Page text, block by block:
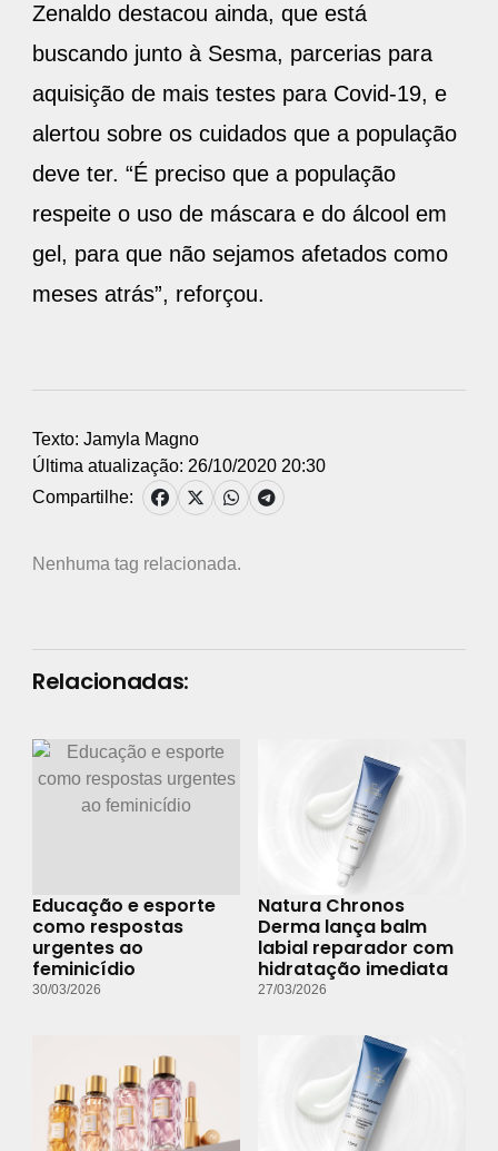
Zenaldo destacou ainda, que está
buscando junto à Sesma, parcerias para
aquisição de mais testes para Covid-19, e
alertou sobre os cuidados que a população
deve ter. “É preciso que a população
respeite o uso de máscara e do álcool em
gel, para que não sejamos afetados como
meses atrás”, reforçou.
Texto: Jamyla Magno
Última atualização: 26/10/2020 20:30
Compartilhe:
Nenhuma tag relacionada.
Relacionadas:
Educação e esporte
como respostas
urgentes ao
feminicídio
30/03/2026
Natura Chronos
Derma lança balm
labial reparador com
hidratação imediata
27/03/2026